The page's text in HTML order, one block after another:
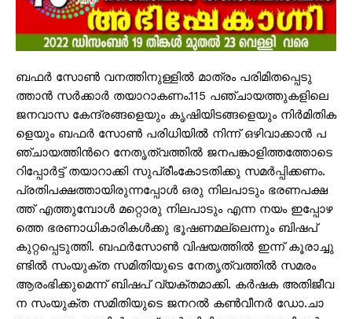
ബ​​​ഫ​​​ർ സോ​​​ൺ വ​​​ന​​​ത്തി​​​നു​​​ള്ളി​​​ൽ മാ​​​ത്രം പ​​​രി​​​മി​​​ത​​​പ്പെ​​​ടു​​​
ത്താ​​​ൻ സ​​​ർ​​​ക്കാ​​​ർ ത​​​യാ​​​റാ​​​ക​​​ണം.115 പ​​​ഞ്ചാ​​​യ​​​ത്തു​​​ക​​​ളി​​​ലെ
ജ​​​ന​​​വാ​​​സ കേ​​​ന്ദ്ര​​​ങ്ങ​​​ളെ​​​യും കൃ​​​ഷി​​​യി​​​ട​​​ങ്ങ​​​ളെ​​​യും നി​​​ർ​​​മി​​​തി​​​ക​​​
ളെ​​​യും ബ​​​ഫ​​​ർ സോ​​​ൺ പ​​​രി​​​ധി​​​യി​​​ൽ നി​​​ന്ന് ഒ​​​ഴി​​​വാ​​ക്കാ​​​ൻ പ​​​
ഞ്ചാ​​​യ​​​ത്തി​​​ന്‍റെ നേ​​​തൃ​​​ത്വ​​​ത്തി​​​ൽ ജ​​​ന​​​പ​​​ങ്കാ​​​ളി​​​ത്ത​​​ത്തോ​​​ടെ
റി​​​പ്പോ​​​ർ​​​ട്ട് ത​​​യാ​​​റാ​​​ക്കി സു​​​പ്രീം​​​കോ​​​ട​​​തി​​​ക്കു സ​​​മ​​​ർ​​​പ്പി​​​ക്ക​​​ണം.
പ്ര​​​തി​​​പ​​​ക്ഷ​​​ത്താ​​​യി​​​രു​​​ന്ന​​​പ്പോ​​​ൾ ഒ​​​രു നി​​​ല​​​പാ​​​ടും ഭ​​​ര​​​ണ​​​പ​​​ക്ഷ​​​
ത്ത് എ​​​ത്തു​​​മ്പോ​​​ൾ മ​​​റ്റൊ​​​രു നി​​​ല​​​പാ​​​ടും എ​​​ന്ന ന​​​യം ഇ​​​പ്പോ​​​ഴ​​​
ത്തെ ഭ​​​ര​​​ണാ​​​ധി​​​കാ​​​രി​​​ക​​​ൾ​​​ക്കു ഭൂ​​​ഷ​​​ണ​​​മ​​​ല്ലെ​​​ന്നും ബി​​​ഷ​​​പ്
കു​​​റ്റ​​​പ്പെ​​​ടു​​​ത്തി. ബ​​​ഫ​​​ർ​​​സോ​​​ൺ വി​​​ഷ​​​യ​​​ത്തി​​​ൽ ഇ​​​ന്ന് കൂ​​​രാ​​​ച്ചു​​​
ണ്ടി​​​ൽ സം​​​യു​​​ക്ത സ​​​മി​​​തി​​​യു​​​ടെ നേ​​​തൃ​​​ത്വ​​​ത്തി​​​ൽ സ​​​മ​​​രം
ആ​​​രം​​​ഭി​​​ക്കു​​​മെ​​​ന്ന് ബി​​​ഷ​​​പ് വ്യ​​​ക്ത​​​മാ​​​ക്കി. ക​​​ർ​​​ഷ​​​ക അ​​​തി​​​ജീ​​​വ​​​
ന സം​​​യു​​​ക്ത സ​​​മി​​​തി​​​യു​​​ടെ ജ​​​ന​​​റ​​​ൽ ക​​​ൺ​​​വീ​​​ന​​​ർ ഡോ.​​​ചാ​​​